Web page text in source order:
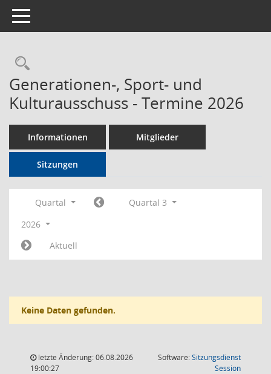
Toggle navigation
Rechercheauswahl
Generationen-, Sport- und
Kulturausschuss - Termine 2026
Informationen Mitglieder
Sitzungen
Quartal
Quartal 3
2026
Aktuell
Keine Daten gefunden.
letzte Änderung: 06.08.2026
19:00:27
Software:Sitzungsdienst
Session(Wird in